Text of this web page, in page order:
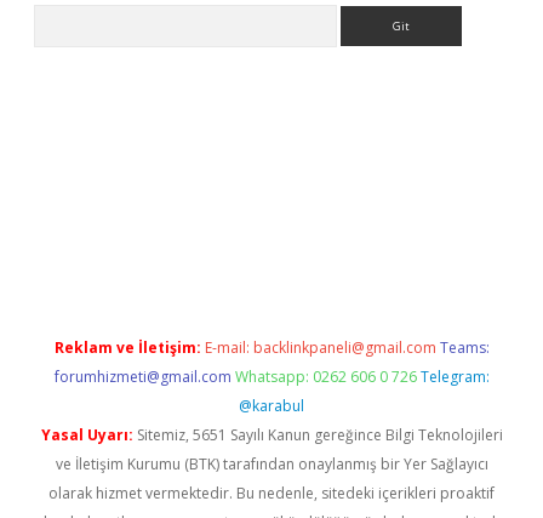
Reklam ve İletişim: E-mail: backlinkpaneli@gmail.com Teams:
forumhizmeti@gmail.com Whatsapp: 0262 606 0 726 Telegram:
@karabul
Yasal Uyarı: Sitemiz, 5651 Sayılı Kanun gereğince Bilgi Teknolojileri
ve İletişim Kurumu (BTK) tarafından onaylanmış bir Yer Sağlayıcı
olarak hizmet vermektedir. Bu nedenle, sitedeki içerikleri proaktif